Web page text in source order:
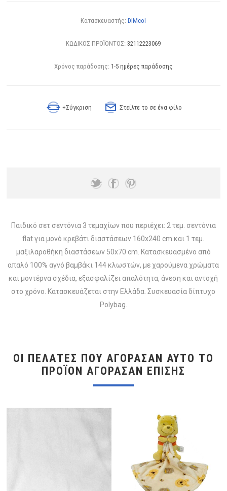
Κατασκευαστής: DIMcol
ΚΩΔΙΚΟΣ ΠΡΟΪΟΝΤΟΣ: 32112223069
Χρόνος παράδοσης: 1-5 ημέρες παράδοσης
+Σύγκριση Στείλτε το σε ένα φίλο
Παιδικό σετ σεντόνια 3 τεμαχίων που περιέχει: 2 τεμ. σεντόνια
flat για μονό κρεβάτι διαστάσεων 160x240 cm και 1 τεμ.
μαξιλαροθήκη διαστάσεων 50x70 cm. Κατασκευασμένο από
απαλό 100% αγνό βαμβάκι 144 κλωστών, με χαρούμενα χρώματα
και μοντέρνα σχέδια, εξασφαλίζει απαλότητα, άνεση και αντοχή
στο χρόνο. Κατασκευάζεται στην Ελλάδα. Συσκευασία δίπτυχο
Polybag.
ΟΙ ΠΕΛΆΤΕΣ ΠΟΥ ΑΓΌΡΑΣΑΝ ΑΥΤΌ ΤΟ
ΠΡΟΪΌΝ ΑΓΌΡΑΣΑΝ ΕΠΊΣΗΣ